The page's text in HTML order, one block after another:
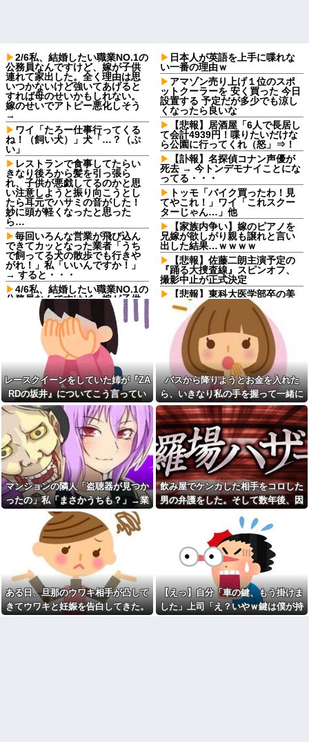
2/6私、結婚したい職業NO.1の
公務員なんですけど、嫁が子供
連れて家出した。全く理由は思
いつかないけど強いてあげると
すれば母のせいかもしれない。
嫁のせいでアトピー悪化しそう
→
ワイ「たろー仕事行ってくる
ね！（飼い犬）」犬「…？（ぷ
い」
レストランで食事してたらい
きなり後ろから髪を引っ張ら
れ、子供が悪戯してるのかと思
い注意しようと振り向こうとし
たら耳元でハサミの音がした！
妙に頭が軽くなったと思った
ら…
毎回いろんな営業が飛び込ん
できてカッとなった業者「うち
で飼ってる犬の散歩でも行きや
がれ！」私「いいんですか！」
→ すると・・・
4/6私、結婚したい職業NO.1の
公務員なんですけど、嫁が子供
連れて家出した。全く理由は思
いつかないけど強いてあげると
すれば母のせいかもしれない。
嫁のせいでアトピー悪化しそう
レースクイーンをしていた姉
が『ZARDの坂井』についてこう
言っていた
【動画】手術中に熊本地震直
撃やばすぎる
【驚愕】マチアプで会った外
国人からまさかの『こう』言わ
れたんやがこれワイ詰み
か？？？？？？？
【緊急】今の若者に急増して
いる『コレ』依存、めちゃくち
ゃ深刻な模様w w w w w w w w
w w
みい山作者、みいちゃんでチ
ー牛なのではという疑惑が生ま
れるｗｗｗｗｗｗｗ
【画像】俺たちの姫本田望
結、久しぶりに画像を投稿した
結果→やっぱりワイらの姫だっ
たw w w w w w w w w w
飲み屋でケンカした相手をコ
ロした男の弁護をした。そして
数年後、因果応報を思わせる出
来事が…
日本人が英語を上手に喋れな
い一番の理由ｗ
アマゾン売り上げ１位のスポ
ットクーラーを 安く買った 今日
設置する 予定だが多少でも涼し
くなったら良いな
【悲報】居酒屋「6人で長居し
て会計4939円！喋りたいだけな
ら公園に行ってくれ（怒」⇒！
【訃報】名探偵コナン声優が
死去 → 今トンデモナイことにな
ってる・・・
トッモ「バイク買ったわ！見
てやこれ！」ワイ「これスクー
ターじゃん…」他
【家族内争い】嫁のピアノを
兄嫁が欲しがり親も譲れと言い
出した結果…ｗｗｗｗ
【悲報】佐藤二朗主演予定の
『踊る大捜査線』スピンオフ、
撮影中止が正式決定
【悲報】東科大医学部卒の美
人YouTuber、直美で炎上・・・
日中留守の実家に空き巣が侵
入。居合わせた引きこもりの私
が撃退した結果…家族の態度に
耐えかね家を出たら半年後に〇
〇する超スピード展開へ←人生
何がきっかけで好転するか分か
らない
嫁「そのLINE気持ち悪い！離
婚して！」俺「ウワキじゃない
のに？」→ママ友との雑談が原
因でまさかの展開に…
【苦悩】職場の浮気で離婚→
子供が欲しくて再婚！でも元嫁
と教員一家に巻き込まれた結果
ｗｗｗｗ
PTA会長が事故で辞退→旦那
「妻の代わりに僕がやります」
→1年後…名物ガンコジジイを草
むしりに召喚、不登校児を学校
に復帰させる無双状態にｗｗ
ラッシュ時の電車で、刺青に
スキンヘッドの男が扉の前で座
り込んで電話を始めた
「お母さんも３歳、いつもお
つかれさま、ありがとう」
【規格外】実在する歴史上の
人物で「こいつチートだろ…」
と思った奴あげてけ
レースクイーンをしていた姉が『ZA
RDの坂井』についてこう言ってい
た
バスから降りようとお金を入れた
ら、いきなり私の手を握って一緒に
降りようとする子供がいた。手をほ
どこうとしても放してくれず...
マンションの隣人「盗聴器が見つか
ったの」私「まさかうちも？」→業
者に調査を依頼したら、犯人の正体
まで見えてきて…
飲み屋でケンカした相手をコロした
男の弁護をした。そして数年後、因
果応報を思わせる出来事が…
ある日、旦那のウワキ相手が凸して
きてウワキと妊娠を告白してきた。
【えっ】自分「車の鍵、もう掛けま
した」上司「え？いやｗ鍵は僕が持